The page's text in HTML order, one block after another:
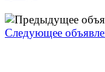
Следующее